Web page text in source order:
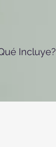
Incluye?